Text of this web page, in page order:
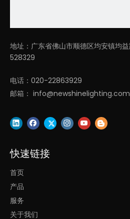
地址：广东省佛山市顺德区均安镇均
528329
电话：020-22863929
邮箱： info@newshinelighting.com
快速链接
首页
产品
服务
关于我们